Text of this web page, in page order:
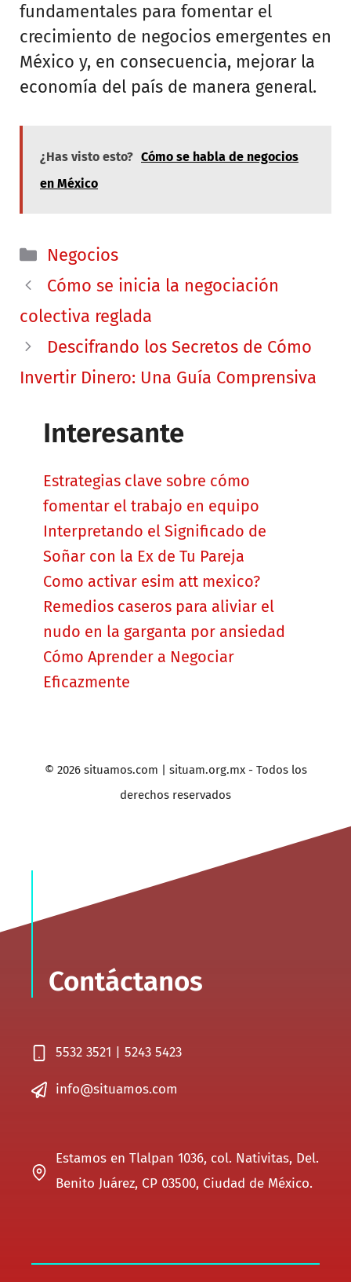
fundamentales para fomentar el
crecimiento de negocios emergentes en
México y, en consecuencia, mejorar la
economía del país de manera general.
¿Has visto esto? Cómo se habla de negocios
en México
Categorías
Negocios
Cómo se inicia la negociación
colectiva reglada
Descifrando los Secretos de Cómo
Invertir Dinero: Una Guía Comprensiva
Interesante
Estrategias clave sobre cómo
fomentar el trabajo en equipo
Interpretando el Significado de
Soñar con la Ex de Tu Pareja
Como activar esim att mexico?
Remedios caseros para aliviar el
nudo en la garganta por ansiedad
Cómo Aprender a Negociar
Eficazmente
© 2026 situamos.com | situam.org.mx - Todos los
derechos reservados
Contáctanos
5532 3521 | 5243 5423
info@situamos.com
Estamos en Tlalpan 1036, col. Nativitas, Del.
Benito Juárez, CP 03500, Ciudad de México.